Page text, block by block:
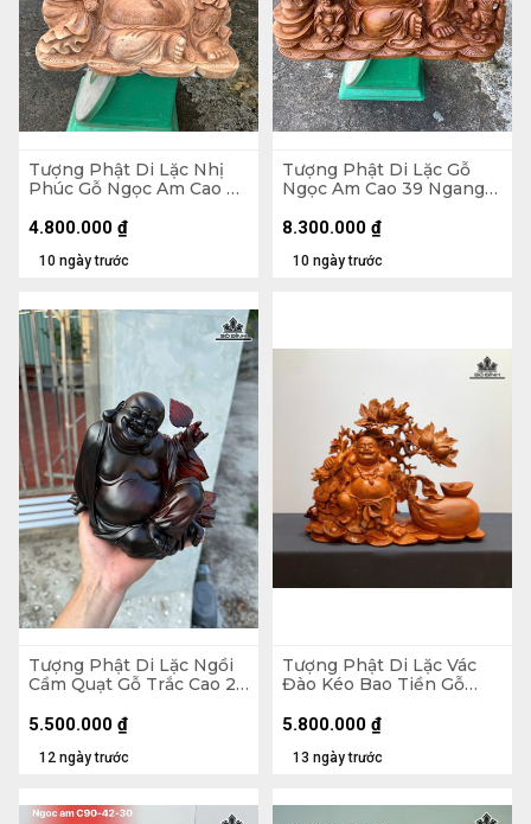
Tượng Phật Di Lặc Nhị
Phúc Gỗ Ngọc Am Cao 30
10 ngày trước
4.800.000 ₫
Tượng Phật Di Lặc Gỗ
Ngọc Am Cao 39 Ngang
10 ngày trước
8.300.000 ₫
Tượng Phật Di Lặc Ngồi
Cầm Quạt Gỗ Trắc Cao 20
12 ngày trước
5.500.000 ₫
Tượng Phật Di Lặc Vác
Đào Kéo Bao Tiền Gỗ
Sâu 18 (cm)
13 ngày trước
5.800.000 ₫